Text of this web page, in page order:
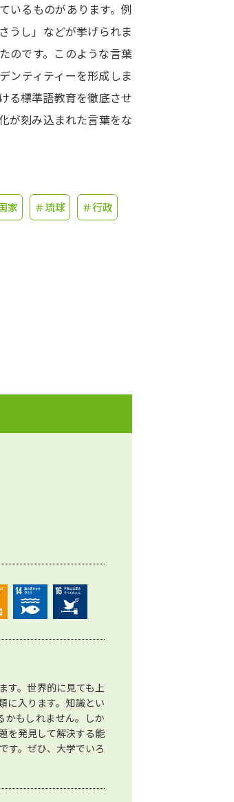
テレメール全国一斉進学調査
新生活お役
学問発見
大学で学びたい学問発見
学問分野
ユーザーサポート
受付内容・
お問合
いるものがあります。例
うし」などが挙げられま
のです。このような言葉
ンティティーを形成しま
る標準語教育を徹底させ
が刻み込まれた言葉をな
家 ＃琉球 ＃行政
す。世界的に見ても上
に入ります。知識とい
かもしれません。しか
を発見して解決する能
す。ぜひ、大学でいろ